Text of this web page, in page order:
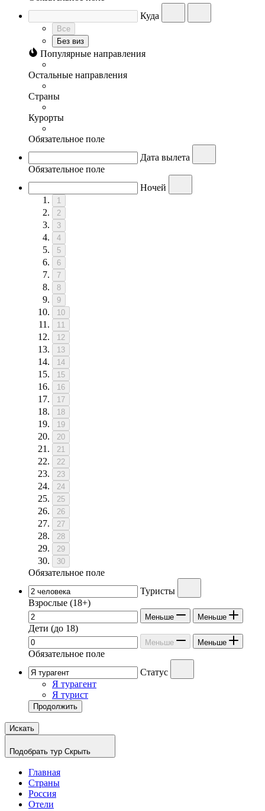
Куда
Все
Без виз
Популярные направления
Остальные направления
Страны
Курорты
Обязательное поле
Дата вылета
Обязательное поле
Ночей
1
2
3
4
5
6
7
8
9
10
11
12
13
14
15
16
17
18
19
20
21
22
23
24
25
26
27
28
29
30
Обязательное поле
Туристы
Взрослые (18+)
Меньше Меньше
Дети (до 18)
Меньше Меньше
Обязательное поле
Статус
Я турагент
Я турист
Продолжить
Искать
Подобрать тур Скрыть
Главная
Страны
Россия
Отели